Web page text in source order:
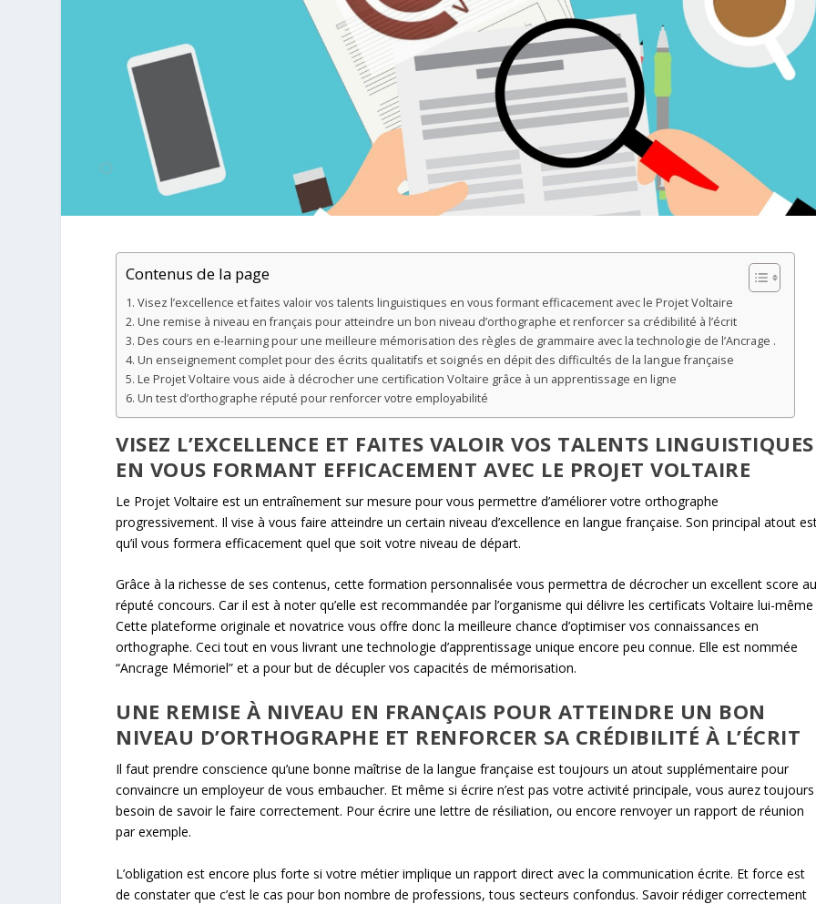
Contenus de la page
Visez l’excellence et faites valoir vos talents linguistiques en vous formant efficacement avec le Projet Voltaire
Une remise à niveau en français pour atteindre un bon niveau d’orthographe et renforcer sa crédibilité à l’écrit
Des cours en e-learning pour une meilleure mémorisation des règles de grammaire avec la technologie de l’Ancrage .
Un enseignement complet pour des écrits qualitatifs et soignés en dépit des difficultés de la langue française
Le Projet Voltaire vous aide à décrocher une certification Voltaire grâce à un apprentissage en ligne
Un test d’orthographe réputé pour renforcer votre employabilité
VISEZ L’EXCELLENCE ET FAITES VALOIR VOS TALENTS LINGUISTIQUES
EN VOUS FORMANT EFFICACEMENT AVEC LE PROJET VOLTAIRE
Le Projet Voltaire est un entraînement sur mesure pour vous permettre d’améliorer votre orthographe
progressivement. Il vise à vous faire atteindre un certain niveau d’excellence en langue française. Son principal atout
qu’il vous formera efficacement quel que soit votre niveau de départ.
Grâce à la richesse de ses contenus, cette formation personnalisée vous permettra de décrocher un excellent score
réputé concours. Car il est à noter qu’elle est recommandée par l’organisme qui délivre les certificats Voltaire lui-même
Cette plateforme originale et novatrice vous offre donc la meilleure chance d’optimiser vos connaissances en
orthographe. Ceci tout en vous livrant une technologie d’apprentissage unique encore peu connue. Elle est nommée
“Ancrage Mémoriel” et a pour but de décupler vos capacités de mémorisation.
UNE REMISE À NIVEAU EN FRANÇAIS POUR ATTEINDRE UN BON
NIVEAU D’ORTHOGRAPHE ET RENFORCER SA CRÉDIBILITÉ À L’ÉCRIT
Il faut prendre conscience qu’une bonne maîtrise de la langue française est toujours un atout supplémentaire pour
convaincre un employeur de vous embaucher. Et même si écrire n’est pas votre activité principale, vous aurez toujours
besoin de savoir le faire correctement. Pour écrire une lettre de résiliation, ou encore renvoyer un rapport de réunion
par exemple.
L’obligation est encore plus forte si votre métier implique un rapport direct avec la communication écrite. Et force est
de constater que c’est le cas pour bon nombre de professions, tous secteurs confondus. Savoir rédiger correctement